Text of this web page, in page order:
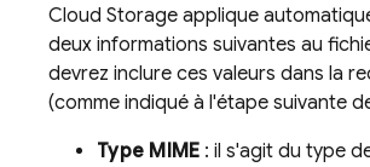
Cloud Storage applique
deux informations suivantes au
devrez inclure ces valeurs dans la
(comme indiqué à l'étape suivante
Type MIME : il s'agit du type